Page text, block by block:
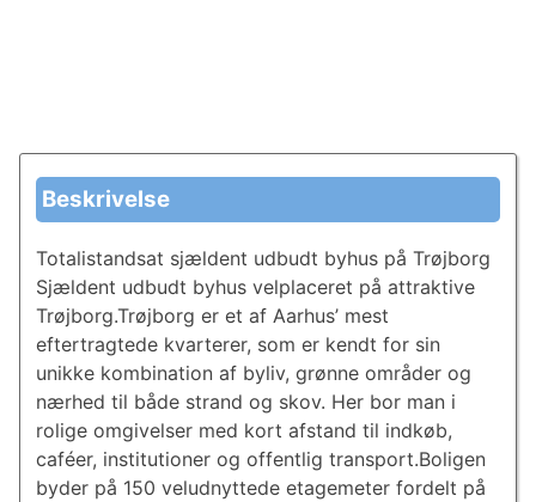
Beskrivelse
Totalistandsat sjældent udbudt byhus på Trøjborg
Sjældent udbudt byhus velplaceret på attraktive
Trøjborg.Trøjborg er et af Aarhus’ mest
eftertragtede kvarterer, som er kendt for sin
unikke kombination af byliv, grønne områder og
nærhed til både strand og skov. Her bor man i
rolige omgivelser med kort afstand til indkøb,
caféer, institutioner og offentlig transport.Boligen
byder på 150 veludnyttede etagemeter fordelt på